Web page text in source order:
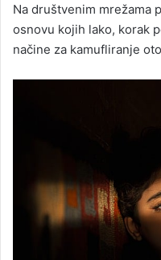
Na društvenim mrežama
osnovu kojih lako, korak
načine za kamufliranje